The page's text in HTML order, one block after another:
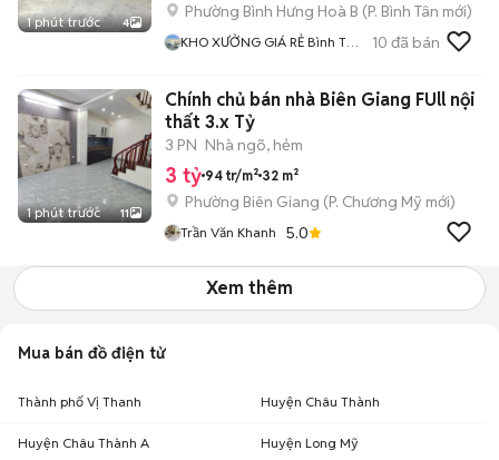
1 phút trước 4
Phường Bình Hưng Hoà B (P. Bình Tân mới)
KHO XƯỞNG GIÁ RẺ Bình Tân
10 đã bán
1 phút trước 11
Chính chủ bán nhà Biên Giang FUll nội
thất 3.x Tỷ
3 PN Nhà ngõ, hẻm
3 tỷ 94 tr/m² 32 m²
Phường Biên Giang (P. Chương Mỹ mới)
Trần Văn Khanh 5.0
Xem thêm
Mua bán đồ điện tử
Thành phố Vị Thanh Huyện Châu Thành
Huyện Châu Thành A Huyện Long Mỹ